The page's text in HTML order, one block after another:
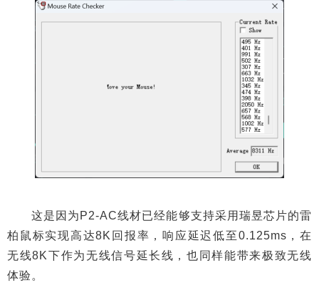
这是因为P2-AC线材已经能够支持采用瑞昱芯片的雷
柏鼠标实现高达8K回报率，响应延迟低至0.125ms，在
无线8K下作为无线信号延长线，也同样能带来极致无线
体验。